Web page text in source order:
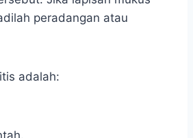
peradangan atau
adalah: